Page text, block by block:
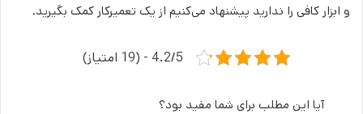
و ابزار کافی را ندارید پیشنهاد می‌کنیم از یک تعمیرکار کمک بگیرید.
4.2/5 - (19 امتیاز)
آیا این مطلب برای شما مفید بود؟